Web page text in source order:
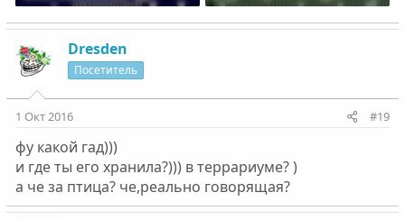
Dresden
Посетитель
1 Окт 2016 #19
фу какой гад)))
и где ты его хранила?))) в террариуме? )
а че за птица? че,реально говорящая?